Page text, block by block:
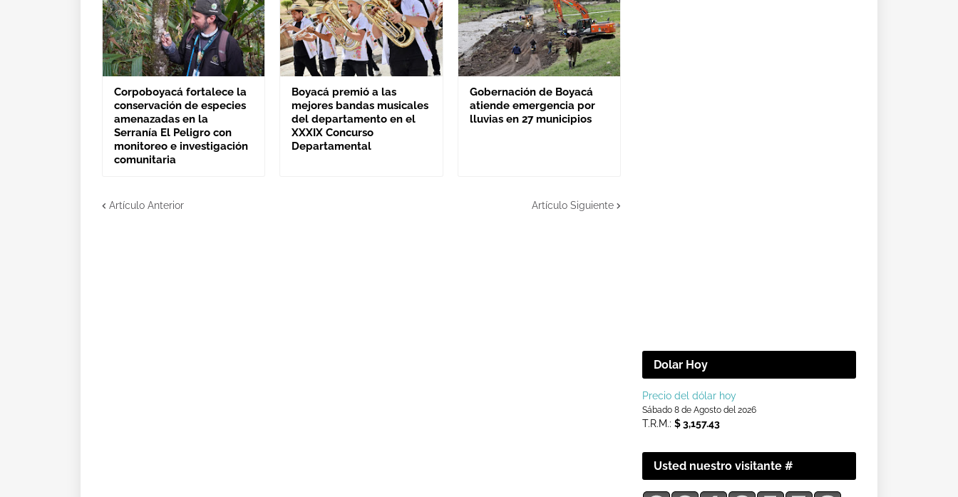
Corpoboyacá fortalece la
conservación de especies
amenazadas en la
Serranía El Peligro con
monitoreo e investigación
comunitaria
Boyacá premió a las
mejores bandas musicales
del departamento en el
XXXIX Concurso
Departamental
Gobernación de Boyacá
atiende emergencia por
lluvias en 27 municipios
Artículo Anterior Artículo Siguiente
Dolar Hoy
Precio del dólar hoy
Sábado 8 de Agosto del 2026
T.R.M.: $ 3,157.43
Usted nuestro visitante #